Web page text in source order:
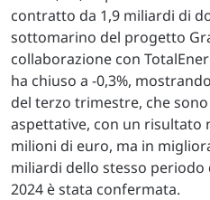
contratto da 1,9 miliardi di
sottomarino del progetto
collaborazione con
ha chiuso a -0,3%,
del terzo trimestre, che
aspettative, con un risultato
milioni di euro, ma in
miliardi dello stesso periodo
2024 è stata confermata.